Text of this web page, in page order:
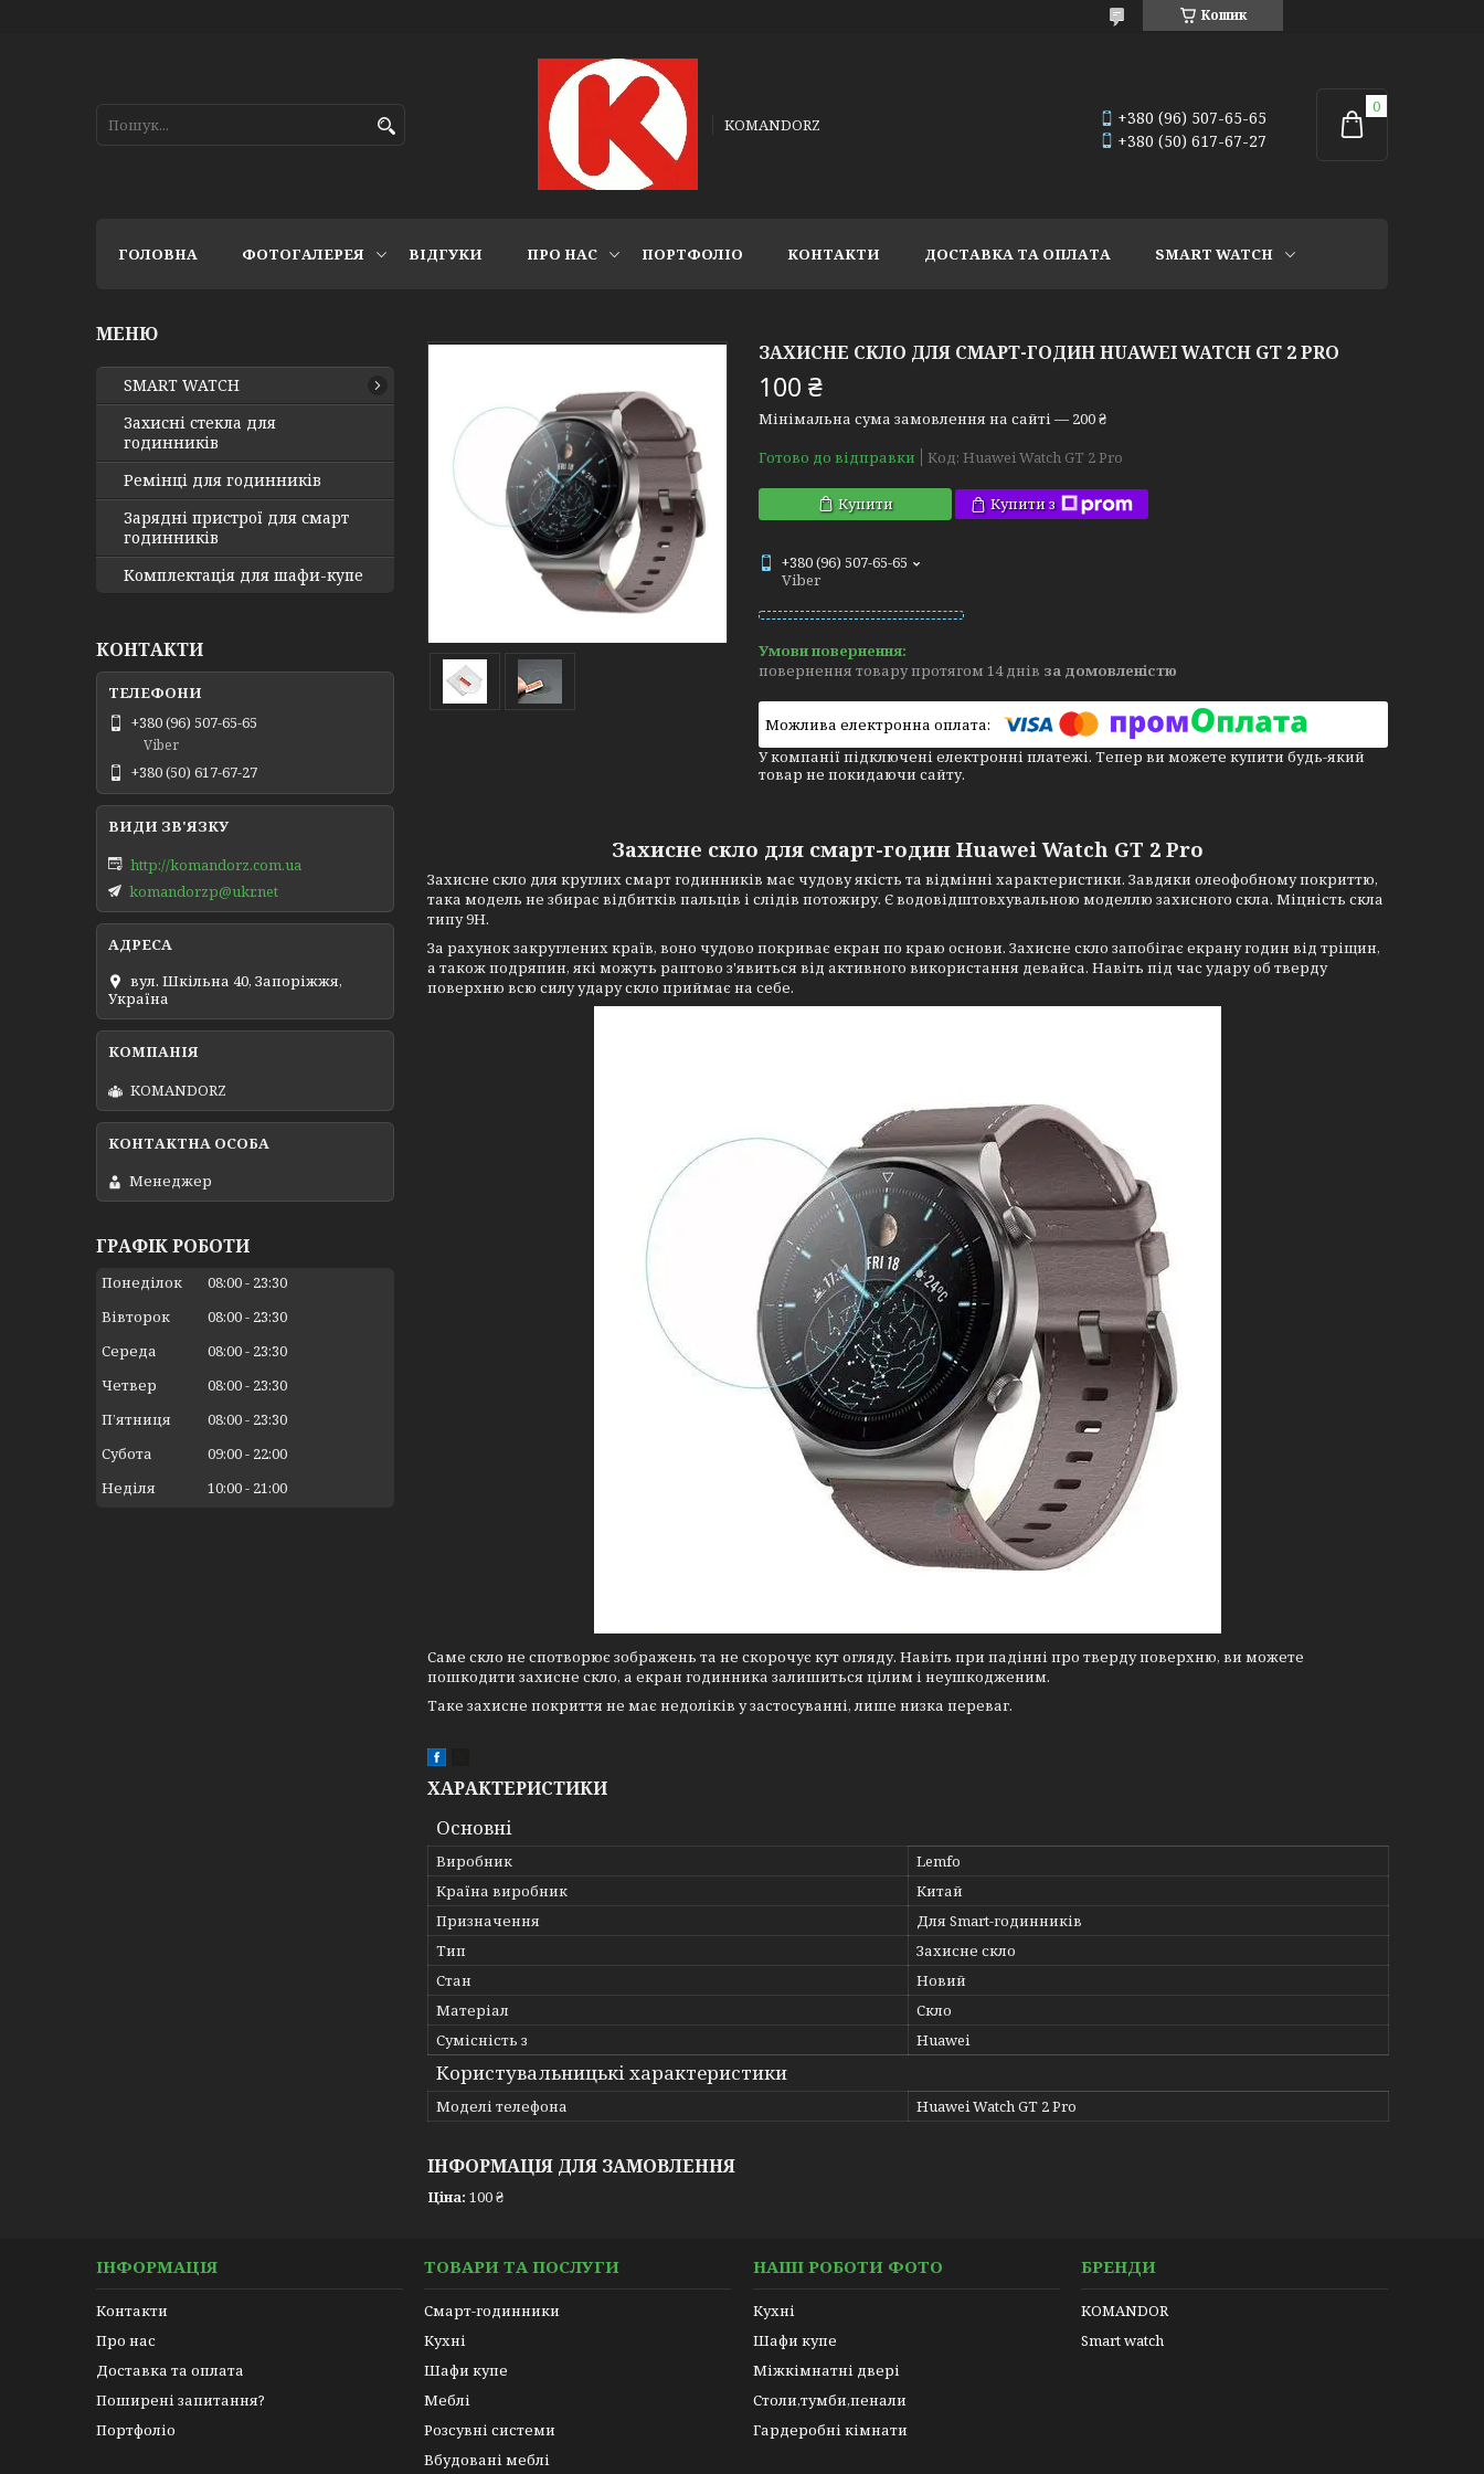
Кошик
KOMANDORZ
+380 (96) 507-65-65
+380 (50) 617-67-27
ГОЛОВНА ФОТОГАЛЕРЕЯ ВІДГУКИ ПРО НАС ПОРТФОЛІО КОНТАКТИ ДОСТАВКА ТА ОПЛАТА SMART WATCH
ЗАХИСНЕ СКЛО ДЛЯ СМАРТ-ГОДИН HUAWEI WATCH GT 2 PRO
100 ₴
Мінімальна сума замовлення на сайті — 200 ₴
Готово до відправки
Код: Huawei Watch GT 2 Pro
Купити Купити з
+380 (96) 507-65-65
Viber
повернення товару протягом 14 днів за домовленістю
У компанії підключені електронні платежі. Тепер ви можете купити будь-який
товар не покидаючи сайту.
Захисне скло для смарт-годин Huawei Watch GT 2 Pro
Захисне скло для круглих смарт годинників має чудову якість та відмінні характеристики. Завдяки олеофобному покриттю,
така модель не збирає відбитків пальців і слідів потожиру. Є водовідштовхувальною моделлю захисного скла. Міцність скла
типу 9Н.
За рахунок закруглених країв, воно чудово покриває екран по краю основи. Захисне скло запобігає екрану годин від тріщин,
а також подряпин, які можуть раптово з'явиться від активного використання девайса. Навіть під час удару об тверду
поверхню всю силу удару скло приймає на себе.
Саме скло не спотворює зображень та не скорочує кут огляду. Навіть при падінні про тверду поверхню, ви можете
пошкодити захисне скло, а екран годинника залишиться цілим і неушкодженим.
Таке захисне покриття не має недоліків у застосуванні, лише низка переваг.
ХАРАКТЕРИСТИКИ
Основні
Виробник
Lemfo
Країна виробник
Китай
Призначення
Для Smart-годинників
Тип
Захисне скло
Стан
Новий
Матеріал
Скло
Сумісність з
Huawei
Користувальницькі характеристики
Моделі телефона Huawei Watch GT 2 Pro
ІНФОРМАЦІЯ ДЛЯ ЗАМОВЛЕННЯ
Ціна: 100 ₴
SMART WATCH
Захисні стекла для
годинників
Ремінці для годинників
Зарядні пристрої для смарт
годинників
Комплектація для шафи-купе
КОНТАКТИ
+380 (96) 507-65-65
Viber
+380 (50) 617-67-27
http://komandorz.com.ua
komandorzp@ukr.net
вул. Шкільна 40, Запоріжжя,
Україна
KOMANDORZ
Менеджер
ГРАФІК РОБОТИ
Понеділок 08:00
23:30
Вівторок
08:00
23:30
Середа
08:00
23:30
Четвер
08:00
23:30
Пʼятниця
08:00
23:30
Субота
09:00
22:00
Неділя
10:00 21:00
ІНФОРМАЦІЯ
Контакти
Про нас
Доставка та оплата
Поширені запитання?
Портфоліо
ТОВАРИ ТА ПОСЛУГИ
Смарт-годинники
Кухні
Шафи купе
Меблі
Розсувні системи
Вбудовані меблі
НАШІ РОБОТИ ФОТО
Кухні
Шафи купе
Міжкімнатні двері
Столи,тумби,пенали
Гардеробні кімнати
БРЕНДИ
KOMANDOR
Smart watch